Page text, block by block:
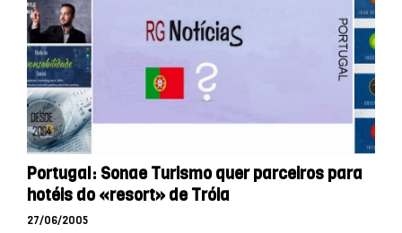
Portugal: Sonae Turismo quer parceiros para
hotéis do «resort» de Tróia
27/06/2005